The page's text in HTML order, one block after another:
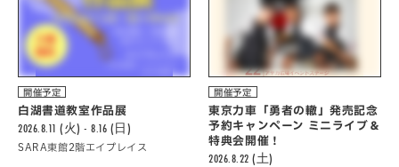
開催予定
白湖書道教室作品展
2026.8.11 (火) - 8.16 (日)
SARA東館2階エイプレイス
開催予定
東京力車「勇者の轍」発売記念
予約キャンペーン ミニライブ＆
特典会開催！
2026.8.22 (土)